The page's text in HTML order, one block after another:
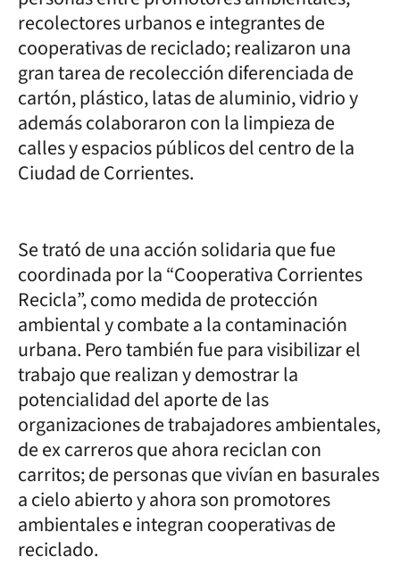
recolectores urbanos e integrantes de
cooperativas de reciclado; realizaron una
gran tarea de recolección diferenciada de
cartón, plástico, latas de aluminio, vidrio y
además colaboraron con la limpieza de
calles y espacios públicos del centro de la
Ciudad de Corrientes.
Se trató de una acción solidaria que fue
coordinada por la “Cooperativa Corrientes
Recicla”, como medida de protección
ambiental y combate a la contaminación
urbana. Pero también fue para visibilizar el
trabajo que realizan y demostrar la
potencialidad del aporte de las
organizaciones de trabajadores ambientales,
de ex carreros que ahora reciclan con
carritos; de personas que vivían en basurales
a cielo abierto y ahora son promotores
ambientales e integran cooperativas de
reciclado.